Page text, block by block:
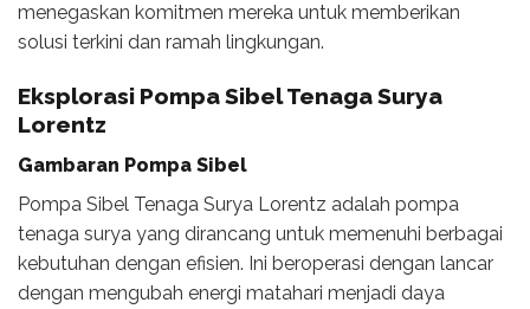
menegaskan komitmen mereka untuk memberikan
solusi terkini dan ramah lingkungan.
Eksplorasi Pompa Sibel Tenaga Surya
Lorentz
Gambaran Pompa Sibel
Pompa Sibel Tenaga Surya Lorentz adalah pompa
tenaga surya yang dirancang untuk memenuhi berbagai
kebutuhan dengan efisien. Ini beroperasi dengan lancar
dengan mengubah energi matahari menjadi daya